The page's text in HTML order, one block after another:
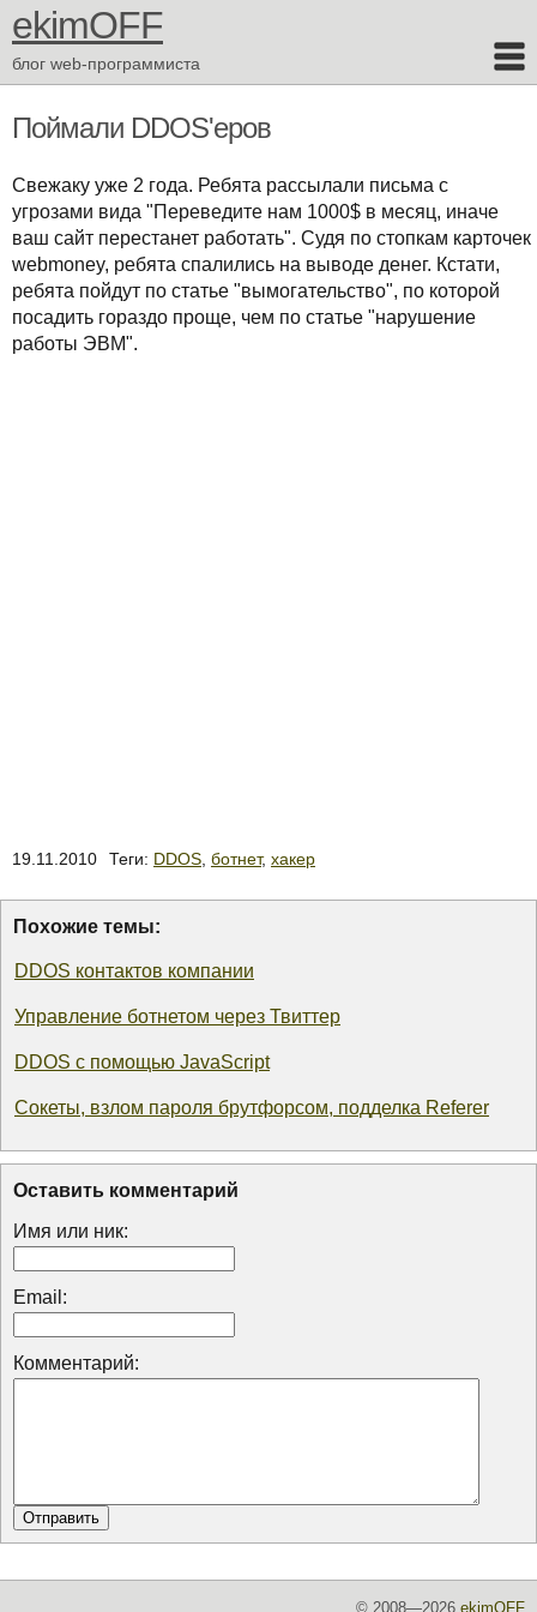
ekimOFF
блог web-программиста
Поймали DDOS'еров
Свежаку уже 2 года. Ребята рассылали письма с
угрозами вида "Переведите нам 1000$ в месяц, иначе
ваш сайт перестанет работать". Судя по стопкам карточек
webmoney, ребята спалились на выводе денег. Кстати,
ребята пойдут по статье "вымогательство", по которой
посадить гораздо проще, чем по статье "нарушение
работы ЭВМ".
19.11.2010 Теги: DDOS ботнет, хакер
Похожие темы:
DDOS контактов компании
Управление ботнетом через Твиттер
DDOS с помощью JavaScript
Сокеты, взлом пароля брутфорсом, подделка Referer
Оставить комментарий
Имя или ник:
Email:
Комментарий:
© 2008—2026 ekimOFF